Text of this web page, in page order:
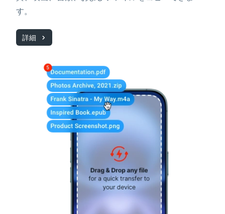
す。
詳細